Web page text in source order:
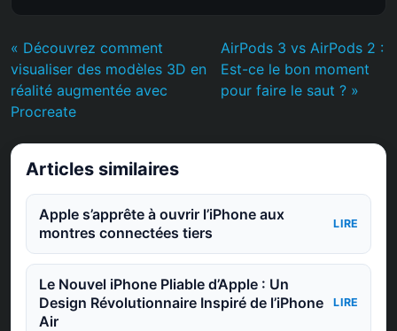
« Découvrez comment
visualiser des modèles 3D en
réalité augmentée avec
Procreate
AirPods 3 vs AirPods 2 :
Est-ce le bon moment
pour faire le saut ? »
Articles similaires
Apple s’apprête à ouvrir l’iPhone aux
montres connectées tiers
LIRE
Le Nouvel iPhone Pliable d’Apple : Un
Design Révolutionnaire Inspiré de l’iPhone
Air
LIRE